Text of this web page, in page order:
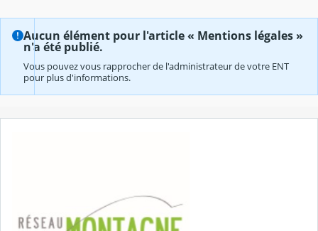
Aucun élément pour l'article « Mentions légales »
n'a été publié.
Vous pouvez vous rapprocher de l'administrateur de votre ENT
pour plus d'informations.